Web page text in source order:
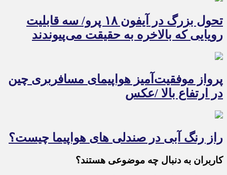
تحول بزرگ در آیفون ۱۸ پرو/ سه قابلیت
رویایی که بالاخره به حقیقت می‌پیوندند
پرواز موفقیت‌آمیز هواپیمای مسافربری چین
در ارتفاع بالا /عکس
راز رنگ آبی در صندلی های هواپیما چیست؟
کاربران به دنبال چه موضوعی هستند؟